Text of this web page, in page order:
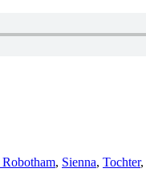
, Sienna, Tochter,